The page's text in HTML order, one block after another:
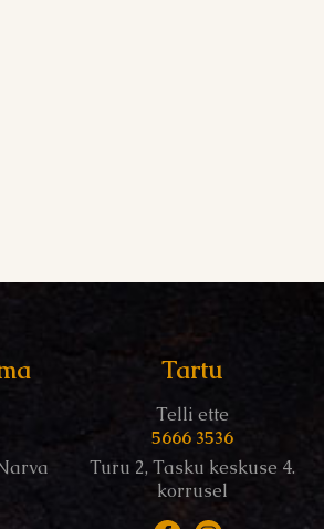
Tartu
Telli ette
5666 3536
Turu 2, Tasku keskuse 4.
korrusel